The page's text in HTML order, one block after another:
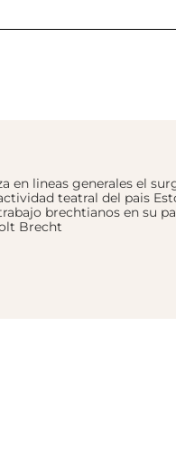
en lineas generales el
teatral del pais
brechtianos en su
Brecht